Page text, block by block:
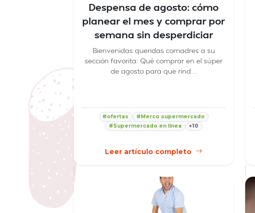
Despensa de agosto: cómo
planear el mes y comprar por
semana sin desperdiciar
Bienvenidas queridas comadres a su
sección favorita: Qué comprar en el súper
de agosto para que rind...
#ofertas
#Merco supermercado
#Supermercado en línea
+10
Leer artículo completo